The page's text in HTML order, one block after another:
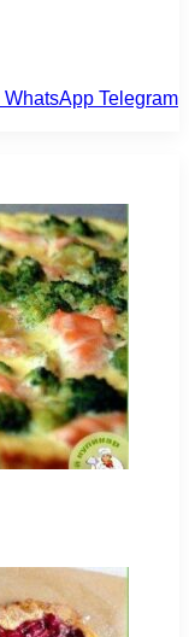
WhatsApp Telegram